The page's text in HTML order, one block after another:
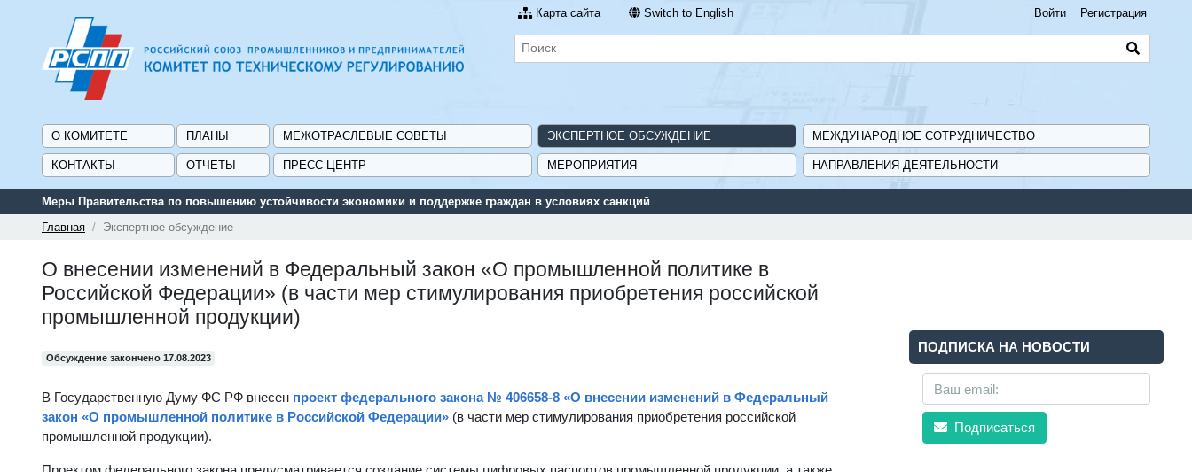
Карта сайта Switch to English Войти Регистрация
О КОМИТЕТЕ ПЛАНЫ МЕЖОТРАСЛЕВЫЕ СОВЕТЫ ЭКСПЕРТНОЕ ОБСУЖДЕНИЕ МЕЖДУНАРОДНОЕ СОТРУДНИЧЕСТВО
КОНТАКТЫ ОТЧЕТЫ ПРЕСС-ЦЕНТР МЕРОПРИЯТИЯ НАПРАВЛЕНИЯ ДЕЯТЕЛЬНОСТИ
Меры Правительства по повышению устойчивости экономики и поддержке граждан в условиях санкций
Главная
Экспертное обсуждение
О внесении изменений в Федеральный закон «О промышленной политике в
Российской Федерации» (в части мер стимулирования приобретения российской
промышленной продукции)
Обсуждение закончено 17.08.2023
В Государственную Думу ФС РФ внесен проект федерального закона № 406658-8 «О внесении изменений в Федеральный
закон «О промышленной политике в Российской Федерации» (в части мер стимулирования приобретения российской
промышленной продукции).
ПОДПИСКА НА НОВОСТИ
Подписаться